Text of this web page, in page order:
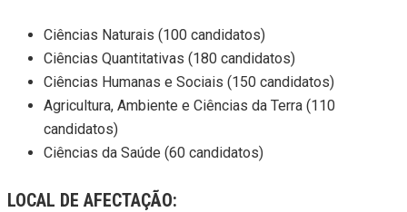
Ciências Naturais (100 candidatos)
Ciências Quantitativas (180 candidatos)
Ciências Humanas e Sociais (150 candidatos)
Agricultura, Ambiente e Ciências da Terra (110
candidatos)
Ciências da Saúde (60 candidatos)
LOCAL DE AFECTAÇÃO: